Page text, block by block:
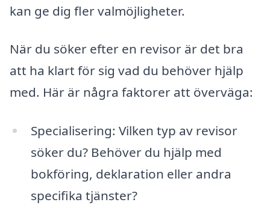
kan ge dig fler valmöjligheter.
När du söker efter en revisor är det bra
att ha klart för sig vad du behöver hjälp
med. Här är några faktorer att överväga:
Specialisering: Vilken typ av revisor
söker du? Behöver du hjälp med
bokföring, deklaration eller andra
specifika tjänster?